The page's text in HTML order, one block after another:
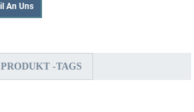
An Uns
PRODUKT -TAGS